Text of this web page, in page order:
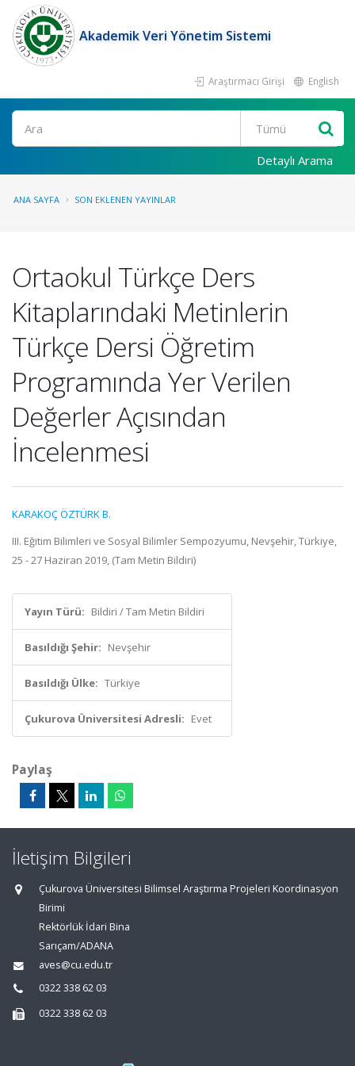
Akademik Veri Yönetim Sistemi
Araştırmacı Girişi English
Ara
Detaylı Arama
ANA SAYFA SON EKLENEN YAYINLAR
Ortaokul Türkçe Ders
Kitaplarındaki Metinlerin
Türkçe Dersi Öğretim
Programında Yer Verilen
Değerler Açısından
İncelenmesi
KARAKOÇ ÖZTÜRK B.
III. Eğitim Bilimleri ve Sosyal Bilimler Sempozyumu, Nevşehir, Türkiye,
25 - 27 Haziran 2019, (Tam Metin Bildiri)
Yayın Türü: Bildiri / Tam Metin Bildiri
Basıldığı Şehir: Nevşehir
Basıldığı Ülke: Türkiye
Çukurova Üniversitesi Adresli: Evet
Paylaş
İletişim Bilgileri
Çukurova Üniversitesi Bilimsel Araştırma Projeleri Koordinasyon
Birimi
Rektörlük İdari Bina
Sarıçam/ADANA
aves@cu.edu.tr
0322 338 62 03
0322 338 62 03